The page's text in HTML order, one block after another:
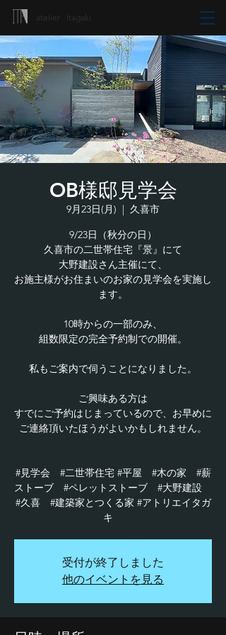
atelier itagaki
OB様邸見学会
9月23日(月)
  |
久喜市
9/23日（秋分の日）
久喜市の二世帯住宅『景』にて
大野建設さん主催にて、
お施主様がお住まいのお家の見学会を実施し
ます。
10時からの一部のみ、
組数限定の完全予約制での開催。
私もご案内で伺うことになりました。
ご興味ある方は
すでにご予約はじまっているので、お早めに
ご連絡頂いたほうがよいかもしれません。
#見学会 #二世帯住宅 #平屋 #木の家 #薪
ストーブ #ペレットストーブ #大野建設
#久喜 #建築家とつくる家 #アトリエイタガ
キ
受付が終了しました
他のイベントを見る